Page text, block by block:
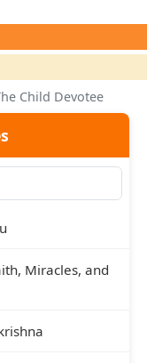
Child Devotee
Miracles, and